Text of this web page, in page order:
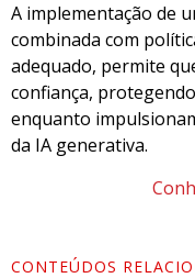
A implementação de
combinada com
adequado, permite
confiança,
enquanto
da IA generativa.
CONTEÚDOS